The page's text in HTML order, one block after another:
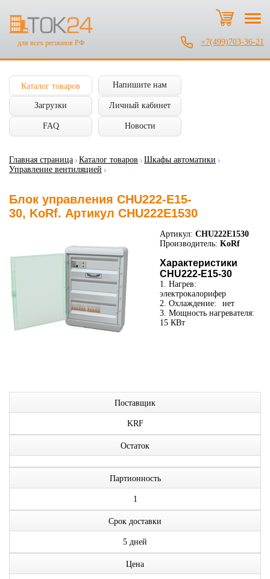
для всех регионов РФ +7(499)703-36-21
Каталог товаров Напишите нам
Загрузки Личный кабинет
FAQ Новости
Главная страница Каталог товаров
Шкафы автоматики
Управление вентиляцией
Блок управления CHU222-E15-
30, KoRf. Артикул CHU222E1530
Артикул: CHU222E1530
Производитель: KoRf
Характеристики
CHU222-E15-30
1. Нагрев:
электрокалорифер
2. Охлаждение:
нет
3. Мощность нагревателя:
15 КВт
Поставщик
KRF
Остаток
Партионность
1
Срок доставки
5 дней
Цена